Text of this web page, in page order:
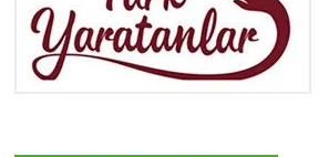
Yeşilist
Tüm yazıları görüntüle